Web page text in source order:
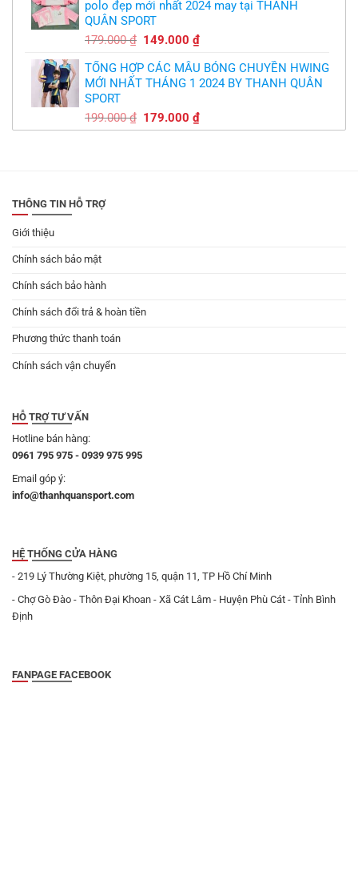
179.000 ₫.là:
polo đẹp mới nhất 2024 may tại THANH
QUÂN SPORT
179.000₫ Giá
là:
179.000 ₫.
149.000₫Giá
tại
là:
TỔNG HỢP CÁC MẪU BÓNG CHUYỀN HWING
MỚI NHẤT THÁNG 1 2024 BY THANH QUÂN
SPORT
199.000₫ Giá
gốc
179.000₫Giá
hiện
THÔNG TIN HỖ TRỢ
Giới thiệu
Chính sách bảo mật
Chính sách bảo hành
Chính sách đổi trả & hoàn tiền
Phương thức thanh toán
Chính sách vận chuyển
HỖ TRỢ TƯ VẤN
Hotline bán hàng:
0961 795 975 - 0939 975 995
Email góp ý:
info@thanhquansport.com
HỆ THỐNG CỬA HÀNG
- 219 Lý Thường Kiệt, phường 15, quận 11, TP Hồ Chí Minh
- Chợ Gò Đào - Thôn Đại Khoan - Xã Cát Lâm - Huyện Phù Cát - Tỉnh Bình
Định
FANPAGE FACEBOOK